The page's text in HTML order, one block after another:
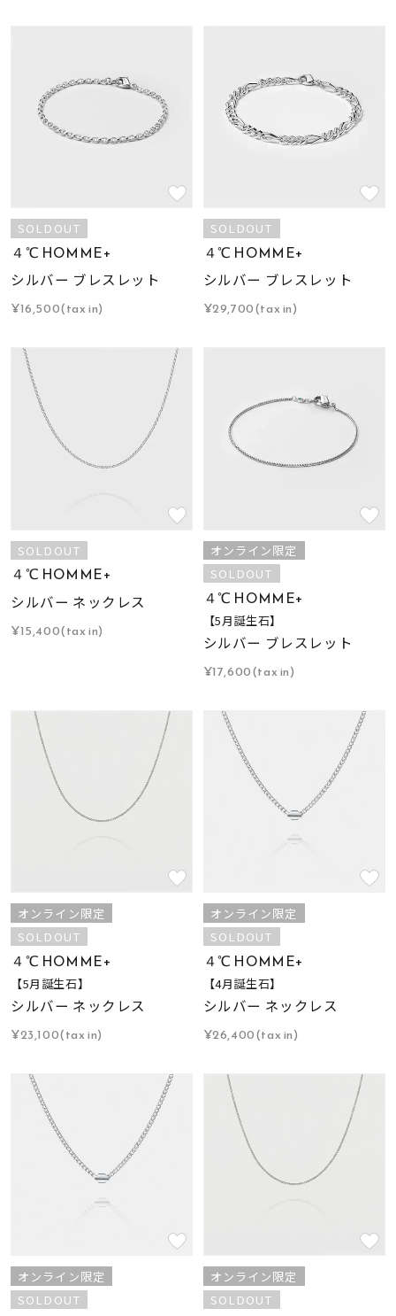
SOLDOUT
４℃ HOMME+
シルバー ブレスレット
¥16,500(tax in)
SOLDOUT
４℃ HOMME+
シルバー ブレスレット
¥29,700(tax in)
SOLDOUT
４℃ HOMME+
シルバー ネックレス
¥15,400(tax in)
オンライン限定
SOLDOUT
４℃ HOMME+
【5月誕生石】
シルバー ブレスレット
¥17,600(tax in)
オンライン限定
SOLDOUT
４℃ HOMME+
【5月誕生石】
シルバー ネックレス
¥23,100(tax in)
オンライン限定
SOLDOUT
４℃ HOMME+
【4月誕生石】
シルバー ネックレス
¥26,400(tax in)
オンライン限定
SOLDOUT
オンライン限定
SOLDOUT